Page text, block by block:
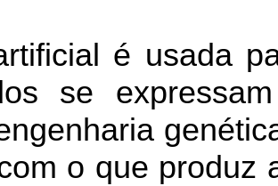
é usada
se
o que produz